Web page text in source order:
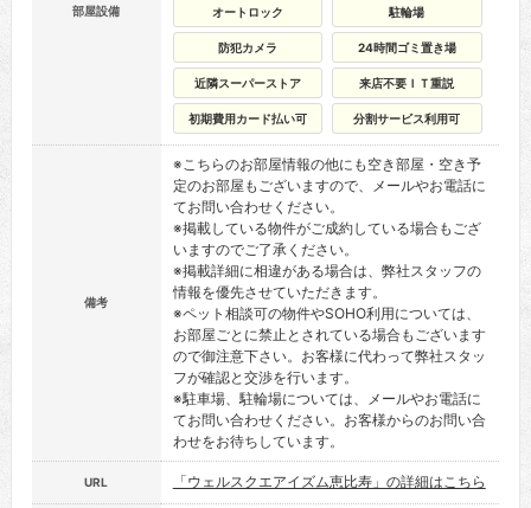
部屋設備 オートロック 駐輪場
防犯カメラ 24時間ゴミ置き場
近隣スーパーストア 来店不要ＩＴ重説
初期費用カード払い可 分割サービス利用可
備考
※こちらのお部屋情報の他にも空き部屋・空き予
定のお部屋もございますので、メールやお電話に
てお問い合わせください。
※掲載している物件がご成約している場合もござ
いますのでご了承ください。
※掲載詳細に相違がある場合は、弊社スタッフの
情報を優先させていただきます。
※ペット相談可の物件やSOHO利用については、
お部屋ごとに禁止とされている場合もございます
ので御注意下さい。お客様に代わって弊社スタッ
フが確認と交渉を行います。
※駐車場、駐輪場については、メールやお電話に
てお問い合わせください。お客様からのお問い合
わせをお待ちしています。
URL 「ウェルスクエアイズム恵比寿」の詳細はこちら